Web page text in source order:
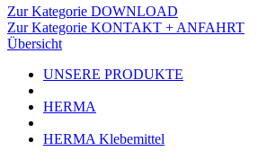
Zur Kategorie DOWNLOAD
Zur Kategorie KONTAKT + ANFAHRT
Übersicht
UNSERE PRODUKTE
HERMA
HERMA Klebemittel